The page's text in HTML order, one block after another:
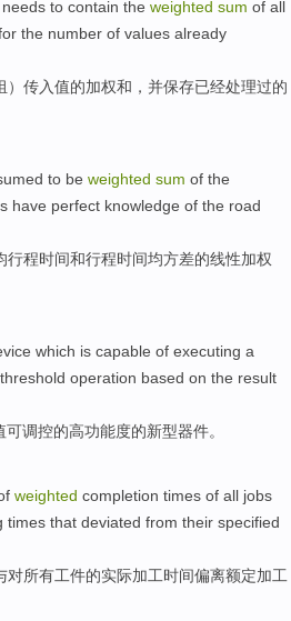
needs to contain the weighted sum of all
the number of values already
） 传入值的加权和，并保存已经处理过的
to be weighted sum of the
have perfect knowledge of the road
行程时间和行程时间均方差的线性加权
which is capable of executing a
threshold operation based on the result
可调控的高功能度的新型器件。
weighted completion times of all jobs
times that deviated from their specified
对所有工件的实际加工时间偏离额定加工